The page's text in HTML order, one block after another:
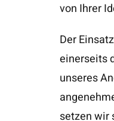
von Ihrer
Der
einerseits
unseres
setzen wir